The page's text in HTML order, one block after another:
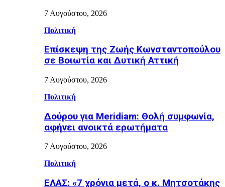
7 Αυγούστου, 2026
Πολιτική
Επίσκεψη της Ζωής Κωνσταντοπούλου
σε Βοιωτία και Δυτική Αττική
7 Αυγούστου, 2026
Πολιτική
Δούρου για Meridiam: Θολή συμφωνία,
αφήνει ανοικτά ερωτήματα
7 Αυγούστου, 2026
Πολιτική
ΕΛΑΣ: «7 χρόνια μετά, ο κ. Μητσοτάκης